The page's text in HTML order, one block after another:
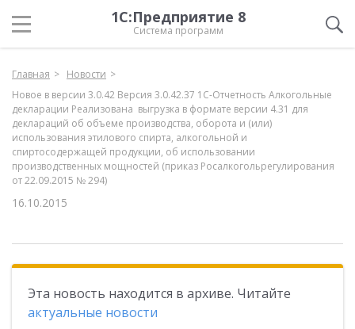
1С:Предприятие 8
Система программ
Главная
Новости
Новое в версии 3.0.42 Версия 3.0.42.37 1С-Отчетность Алкогольные
декларации Реализована выгрузка в формате версии 4.31 для
деклараций об объеме производства, оборота и (или)
использования этилового спирта, алкогольной и
спиртосодержащей продукции, об использовании
производственных мощностей (приказ Росалкогольрегулирования
от 22.09.2015 № 294)
16.10.2015
Эта новость находится в архиве. Читайте
актуальные новости